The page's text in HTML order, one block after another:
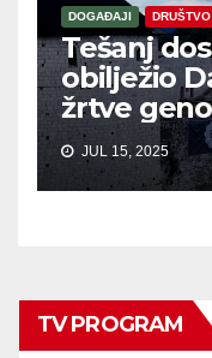
DOGAĐAJI DRUŠTVO
Tešanj
obilježio
žrtve
JUL 15, 2025
TV PROGRAM